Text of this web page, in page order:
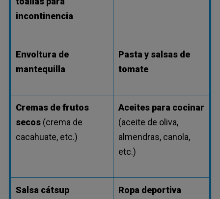
incontinencia
Envoltura de
mantequilla
Pasta y salsas de
tomate
Cremas de frutos
secos(crema de
cacahuate, etc.)
Aceites para cocinar
(aceite de oliva,
almendras, canola,
etc.)
Salsa cátsup
Ropa deportiva